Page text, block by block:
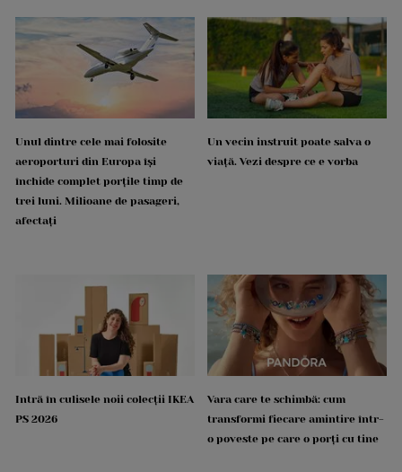
Unul dintre cele mai folosite
aeroporturi din Europa își
închide complet porțile timp de
trei luni. Milioane de pasageri,
afectați
Un vecin instruit poate salva o
viață. Vezi despre ce e vorba
Intră în culisele noii colecții IKEA
PS 2026
Vara care te schimbă: cum
transformi fiecare amintire într-
o poveste pe care o porți cu tine